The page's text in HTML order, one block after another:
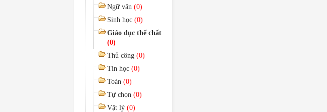
Ngữ văn (0)
Sinh học (0)
Giáo dục thể chất
(0)
Thủ công (0)
Tin học (0)
Toán (0)
Tự chọn (0)
Vật lý (0)